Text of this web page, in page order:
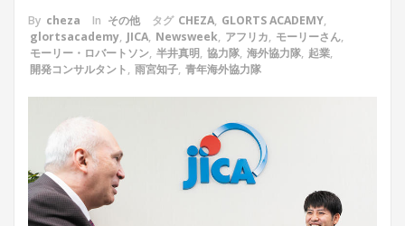
By cheza In その他 タグ CHEZA, GLORTS ACADEMY,
glortsacademy, JICA, Newsweek, アフリカ, モーリーさん,
モーリー・ロバートソン, 半井真明, 協力隊, 海外協力隊, 起業,
開発コンサルタント, 雨宮知子, 青年海外協力隊